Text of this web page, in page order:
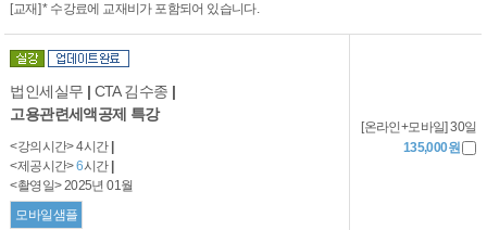
[교재] * 수강료에 교재비가 포함되어 있습니다.
법인세실무 | CTA 김수종 |
고용관련세액공제 특강
<강의시간> 4시간
<제공시간>6시간
<촬영일> 2025년 01월
모바일샘플
[온라인+모바일] 30일
135,000원